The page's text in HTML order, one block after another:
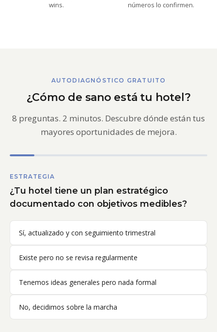
wins.
números lo confirmen.
AUTODIAGNÓSTICO GRATUITO
¿Cómo de sano está tu hotel?
8 preguntas. 2 minutos. Descubre dónde están tus
mayores oportunidades de mejora.
ESTRATEGIA
¿Tu hotel tiene un plan estratégico
documentado con objetivos medibles?
Sí, actualizado y con seguimiento trimestral
Existe pero no se revisa regularmente
Tenemos ideas generales pero nada formal
No, decidimos sobre la marcha